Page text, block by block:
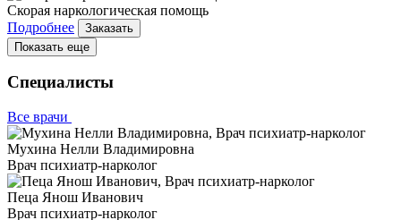
Скорая наркологическая помощь
Подробнее
Заказать
Показать еще
Специалисты
Все врачи
Мухина Нелли Владимировна
Врач психиатр-нарколог
Пеца Янош Иванович
Врач психиатр-нарколог